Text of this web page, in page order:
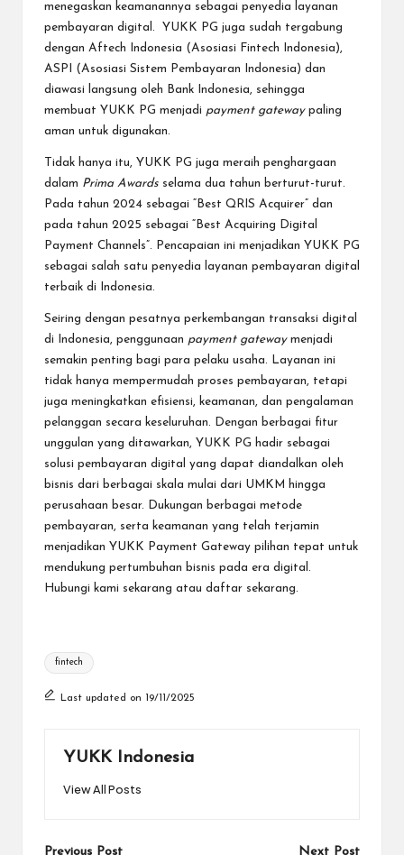
menegaskan keamanannya sebagai penyedia layanan
pembayaran digital. YUKK PG juga sudah tergabung
dengan Aftech Indonesia (Asosiasi Fintech Indonesia),
ASPI (Asosiasi Sistem Pembayaran Indonesia) dan
diawasi langsung oleh Bank Indonesia, sehingga
membuat YUKK PG menjadi payment gatewaypaling
aman untuk digunakan.
Tidak hanya itu, YUKK PG juga meraih penghargaan
dalam Prima Awards selama dua tahun berturut-turut.
Pada tahun 2024 sebagai “Best QRIS Acquirer” dan
pada tahun 2025 sebagai
“Best Acquiring Digital
Payment Channels” . Pencapaian ini menjadikan YUKK PG
sebagai salah satu penyedia layanan pembayaran digital
terbaik di Indonesia.
Seiring dengan pesatnya perkembangan transaksi digital
di Indonesia, penggunaan payment gatewaymenjadi
semakin penting bagi para pelaku usaha. Layanan ini
tidak hanya mempermudah proses pembayaran, tetapi
juga meningkatkan efisiensi, keamanan, dan pengalaman
pelanggan secara keseluruhan. Dengan berbagai fitur
unggulan yang ditawarkan, YUKK PG hadir sebagai
solusi pembayaran digital yang dapat diandalkan oleh
bisnis dari berbagai skala mulai dari UMKM hingga
perusahaan besar. Dukungan berbagai metode
pembayaran, serta keamanan yang telah terjamin
menjadikan YUKK Payment Gateway pilihan tepat untuk
mendukung pertumbuhan bisnis pada era digital.
Hubungi kami sekarang atau daftar sekarang.
Tags:
fintech
Last updated on 19/11/2025
YUKK Indonesia
View All Posts
Previous Post Next Post